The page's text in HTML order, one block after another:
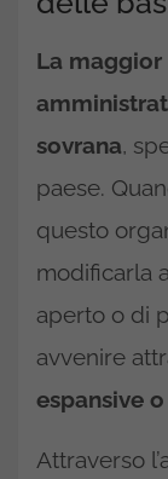
La
sovrana,
paese.
questo
modificarla
aperto o di
avvenire
espansive
Attraverso